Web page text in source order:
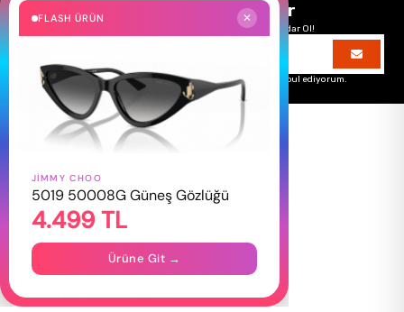
Size Özel Kampanyalar
Hemen Kayıt Ol Fırsatlardan Önce Sen Haberdar Ol!
Üyelik koşullarınıvekişisel verilerimin korunmasını kabul ediyorum.
HAKKIMIZDA
Hakkımızda
Gizlilik Politikası
İletişim
Mağazalarımız
ALIŞVERİŞ BİLGİLERİ
FLASH ÜRÜN ✕
JIMMY CHOO
5019 50008G Güneş Gözlüğü
4.499 TL
Ürüne Git →